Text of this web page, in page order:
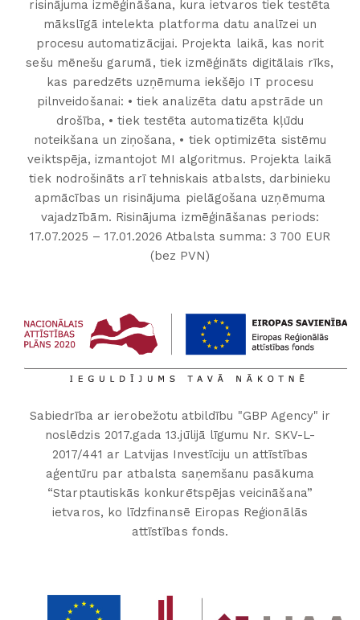
risinājuma izmēģināšana, kura ietvaros tiek testēta
mākslīgā intelekta platforma datu analīzei un
procesu automatizācijai. Projekta laikā, kas norit
sešu mēnešu garumā, tiek izmēģināts digitālais rīks,
kas paredzēts uzņēmuma iekšējo IT procesu
pilnveidošanai: • tiek analizēta datu apstrāde un
drošība, • tiek testēta automatizēta kļūdu
noteikšana un ziņošana, • tiek optimizēta sistēmu
veiktspēja, izmantojot MI algoritmus. Projekta laikā
tiek nodrošināts arī tehniskais atbalsts, darbinieku
apmācības un risinājuma pielāgošana uzņēmuma
vajadzībām. Risinājuma izmēģināšanas periods:
17.07.2025 – 17.01.2026 Atbalsta summa: 3 700 EUR
(bez PVN)
Sabiedrība ar ierobežotu atbildību "GBP Agency" ir
noslēdzis 2017.gada 13.jūlijā līgumu Nr. SKV-L-
2017/441 ar Latvijas Investīciju un attīstības
aģentūru par atbalsta saņemšanu pasākuma
“Starptautiskās konkurētspējas veicināšana”
ietvaros, ko līdzfinansē Eiropas Reģionālās
attīstības fonds.